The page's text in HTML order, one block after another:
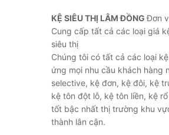
Công dụng kệ siêu
kệ trưng bày dép đôi Dài
– kệ trưng bày dép đôi 0.7,
hàng hàng hóa
KỆ SIÊU THỊ LÂM ĐỒNGĐơn
Cung cấp tất cả các loại giá
siêu thị
Chúng tôi có tất cả các loại
ứng mọi nhu cầu khách hàng
selective, kệ đơn, kệ đôi, kệ
kệ tôn đột lỗ, kệ tôn liền, kệ
tốt bậc nhất thị trường khu
thành lân cận.